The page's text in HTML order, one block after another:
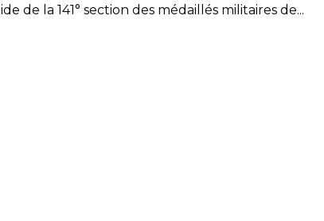
de la 141° section des médaillés militaires de...